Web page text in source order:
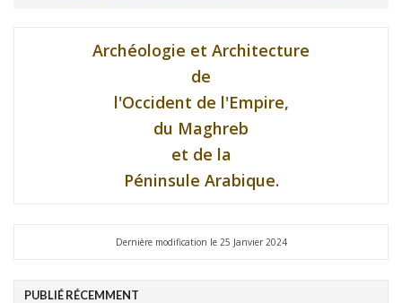
Archéologie et Architecture
de
l'Occident de l'Empire,
du Maghreb
et de la
Péninsule Arabique.
Dernière modification le 25 Janvier 2024
PUBLIÉ RÉCEMMENT